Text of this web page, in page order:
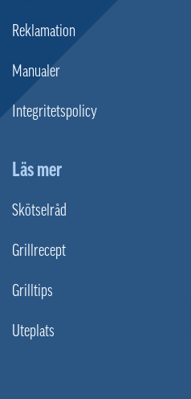
Reklamation
Manualer
Integritetspolicy
Läs mer
Skötselråd
Grillrecept
Grilltips
Uteplats